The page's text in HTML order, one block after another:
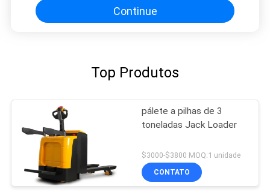
Continue
Top Produtos
pálete a pilhas de 3
toneladas Jack Loader
$3000-$3800 MOQ:1 unidade
CONTATO